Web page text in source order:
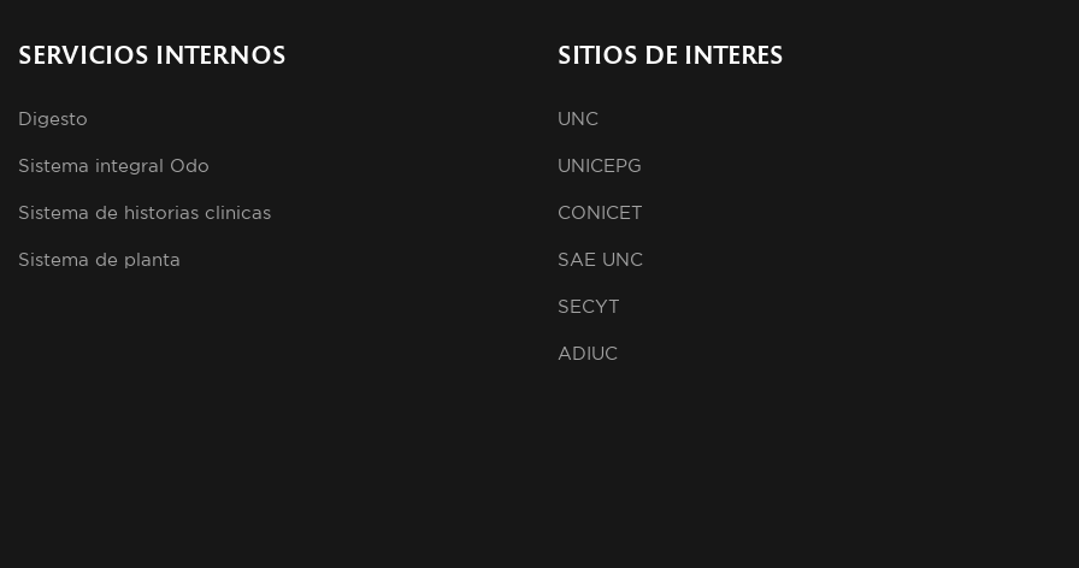
SERVICIOS INTERNOS
Digesto
Sistema integral Odo
Sistema de historias clinicas
Sistema de planta
SITIOS DE INTERES
UNC
UNICEPG
CONICET
SAE UNC
SECYT
ADIUC